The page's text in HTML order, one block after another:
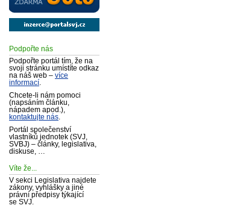
Podpořte nás
Podpořte portál tím, že na
svoji stránku umístíte odkaz
na náš web – více
informací
Chcete-li nám pomoci
(napsáním článku,
nápadem apod.),
kontaktujte nás
Portál společenství
vlastníků jednotek (SVJ,
SVBJ) – články, legislativa,
diskuse, …
Víte že...
V sekci Legislativa najdete
zákony, vyhlášky a jiné
právní předpisy týkající
se SVJ.